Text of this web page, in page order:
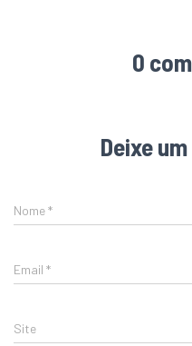
0
Deixe
Nome*
Email *
Site